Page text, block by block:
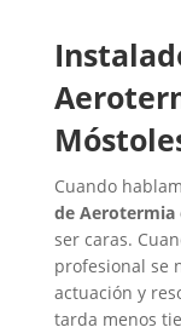
Cuando
de Aerotermia
ser caras.
profesional se
actuación y
tarda menos